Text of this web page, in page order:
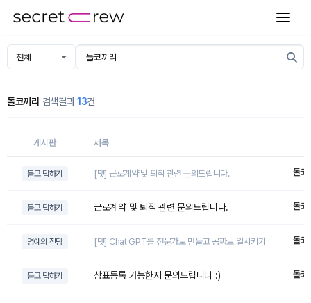
돌코끼리 검색결과13건
게시판 제목
묻고 답하기 [댓] 근로계약 및 퇴직 관련 문의드립니다. 돌코
묻고 답하기 근로계약 및 퇴직 관련 문의드립니다. 돌코
명예의 전당 [댓] Chat GPT를 전문가로 만들고 공짜로 일시키기 돌코
묻고 답하기 상표등록 가능한지 문의드립니다 :) 돌코